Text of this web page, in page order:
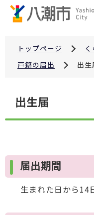
トップページ
戸籍の届出
出生
こ
ら
出生届
届出期間
生まれた日から14